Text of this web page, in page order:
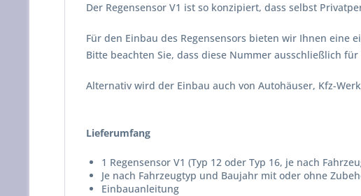
Der Regensensor V1 ist so konzipiert, dass selbst
Für den Einbau des Regensensors bieten wir Ihnen eine
Bitte beachten Sie, dass diese Nummer ausschließlich
Alternativ wird der Einbau auch von Autohäuser, Kfz-
Lieferumfang
1 Regensensor V1 (Typ 12 oder Typ 16, je nach
Je nach Fahrzeugtyp und Baujahr mit oder ohne
Einbauanleitung